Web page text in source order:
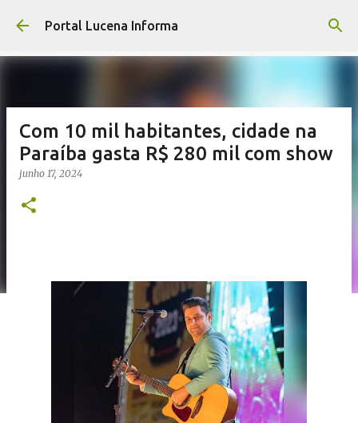
Pular para o conteúdo principal
Portal Lucena Informa
Com 10 mil habitantes, cidade na
Paraíba gasta R$ 280 mil com show
junho 17, 2024